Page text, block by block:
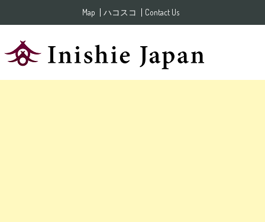
Map ハコスコ Contact Us